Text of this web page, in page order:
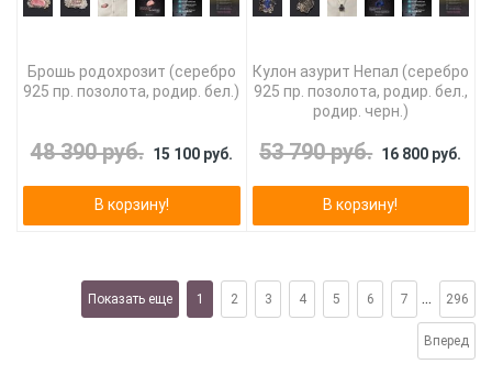
Брошь родохрозит (серебро
925 пр. позолота, родир. бел.)
48 390 руб. 15 100 руб.
В корзину!
Кулон азурит Непал (серебро
925 пр. позолота, родир. бел.,
родир. черн.)
53 790 руб. 16 800 руб.
В корзину!
Показать еще 1 2 3 4 5 6 7 ... 296
Вперед